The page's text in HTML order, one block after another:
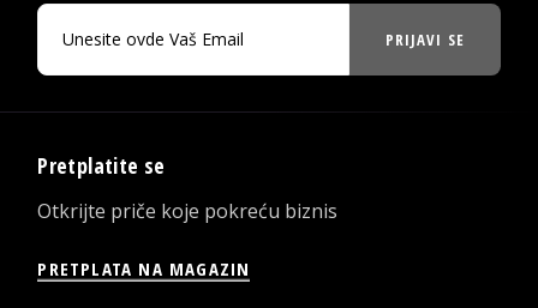
PRIJAVI SE
Pretplatite se
Otkrijte priče koje pokreću biznis
PRETPLATA NA MAGAZIN